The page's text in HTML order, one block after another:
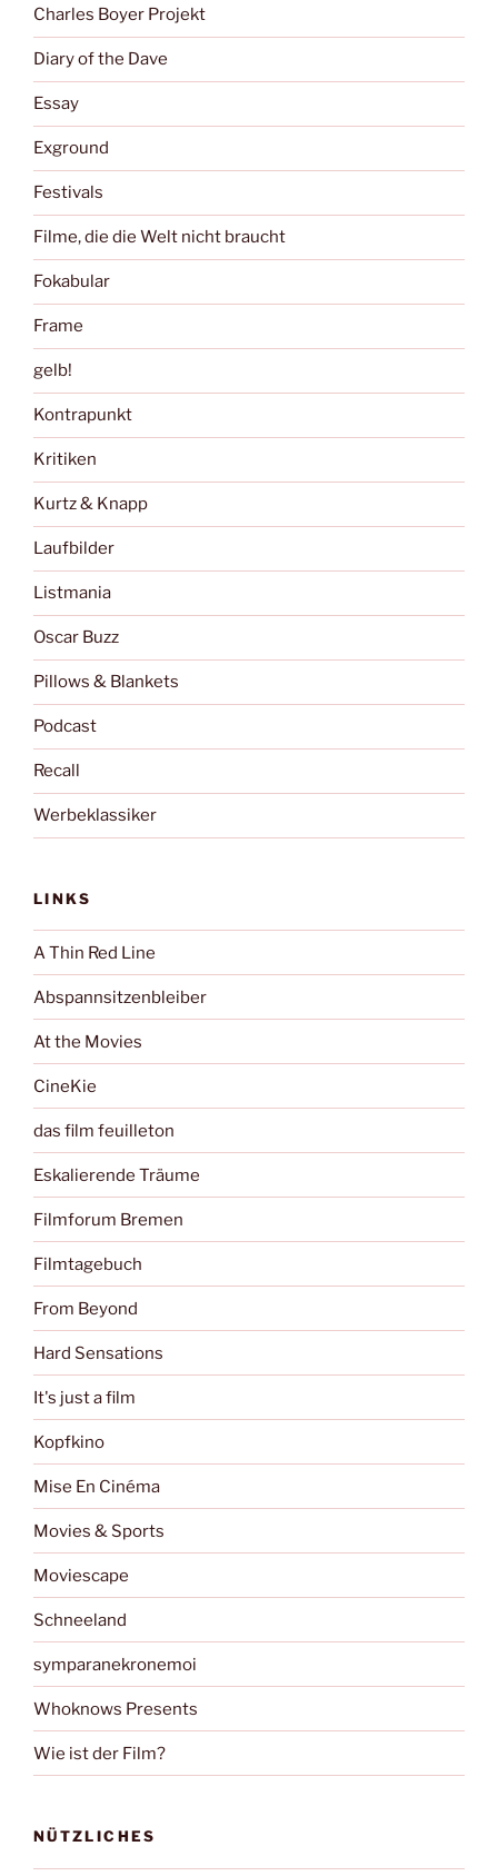
Charles Boyer Projekt
Diary of the Dave
Essay
Exground
Festivals
Filme, die die Welt nicht braucht
Fokabular
Frame
gelb!
Kontrapunkt
Kritiken
Kurtz & Knapp
Laufbilder
Listmania
Oscar Buzz
Pillows & Blankets
Podcast
Recall
Werbeklassiker
LINKS
A Thin Red Line
Abspannsitzenbleiber
At the Movies
CineKie
das film feuilleton
Eskalierende Träume
Filmforum Bremen
Filmtagebuch
From Beyond
Hard Sensations
It's just a film
Kopfkino
Mise En Cinéma
Movies & Sports
Moviescape
Schneeland
symparanekronemoi
Whoknows Presents
Wie ist der Film?
NÜTZLICHES